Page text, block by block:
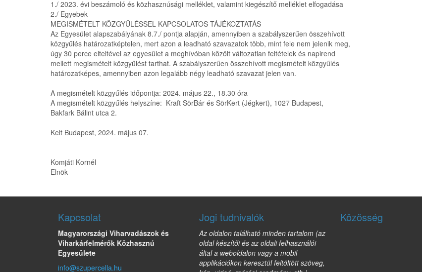
1./ 2023. évi beszámoló és közhasznúsági melléklet, valamint kiegészítő melléklet elfogadása
2./ Egyebek
MEGISMÉTELT KÖZGYŰLÉSSEL KAPCSOLATOS TÁJÉKOZTATÁS
Az Egyesület alapszabályának 8.7./ pontja alapján, amennyiben a szabályszerűen összehívott
közgyűlés határozatképtelen, mert azon a leadható szavazatok több, mint fele nem jelenik meg,
úgy 30 perce elteltével az egyesület a meghívóban közölt változatlan feltételek és napirend
mellett megismételt közgyűlést tarthat. A szabályszerűen összehívott megismételt közgyűlés
határozatképes, amennyiben azon legalább négy leadható szavazat jelen van.
A megismételt közgyűlés időpontja: 2024. május 22., 18.30 óra
A megismételt közgyűlés helyszíne: Kraft SörBár és SörKert (Jégkert), 1027 Budapest,
Bakfark Bálint utca 2.
Kelt Budapest, 2024. május 07.
Komjáti Kornél
Elnök
Kapcsolat
Magyarországi Viharvadászok és
Viharkárfelmérők Közhasznú
Egyesülete
info@szupercella.hu
Jogi tudnivalók
Az oldalon található minden tartalom (az
oldal készítői és az oldali felhasználói
által a weboldalon vagy a mobil
applikációkon keresztül feltöltött szöveg,
Közösség